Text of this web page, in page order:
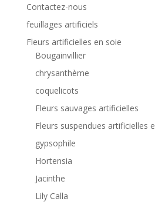
Contactez-nous
feuillages artificiels
Fleurs artificielles en soie
Bougainvillier
chrysanthème
coquelicots
Fleurs sauvages artificielles
Fleurs suspendues artificielles
gypsophile
Hortensia
Jacinthe
Lily Calla